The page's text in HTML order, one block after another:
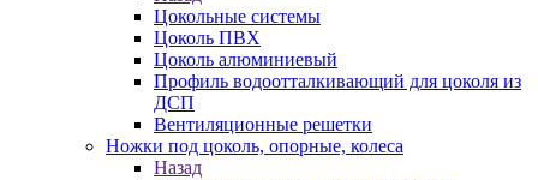
Цокольные системы
Цоколь ПВХ
Цоколь алюминиевый
Профиль водоотталкивающий для цоколя из
ДСП
Вентиляционные решетки
Ножки под цоколь, опорные, колеса
Назад